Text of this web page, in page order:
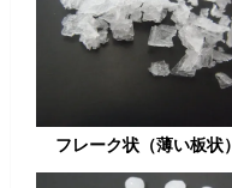
フレーク状（薄い板状）